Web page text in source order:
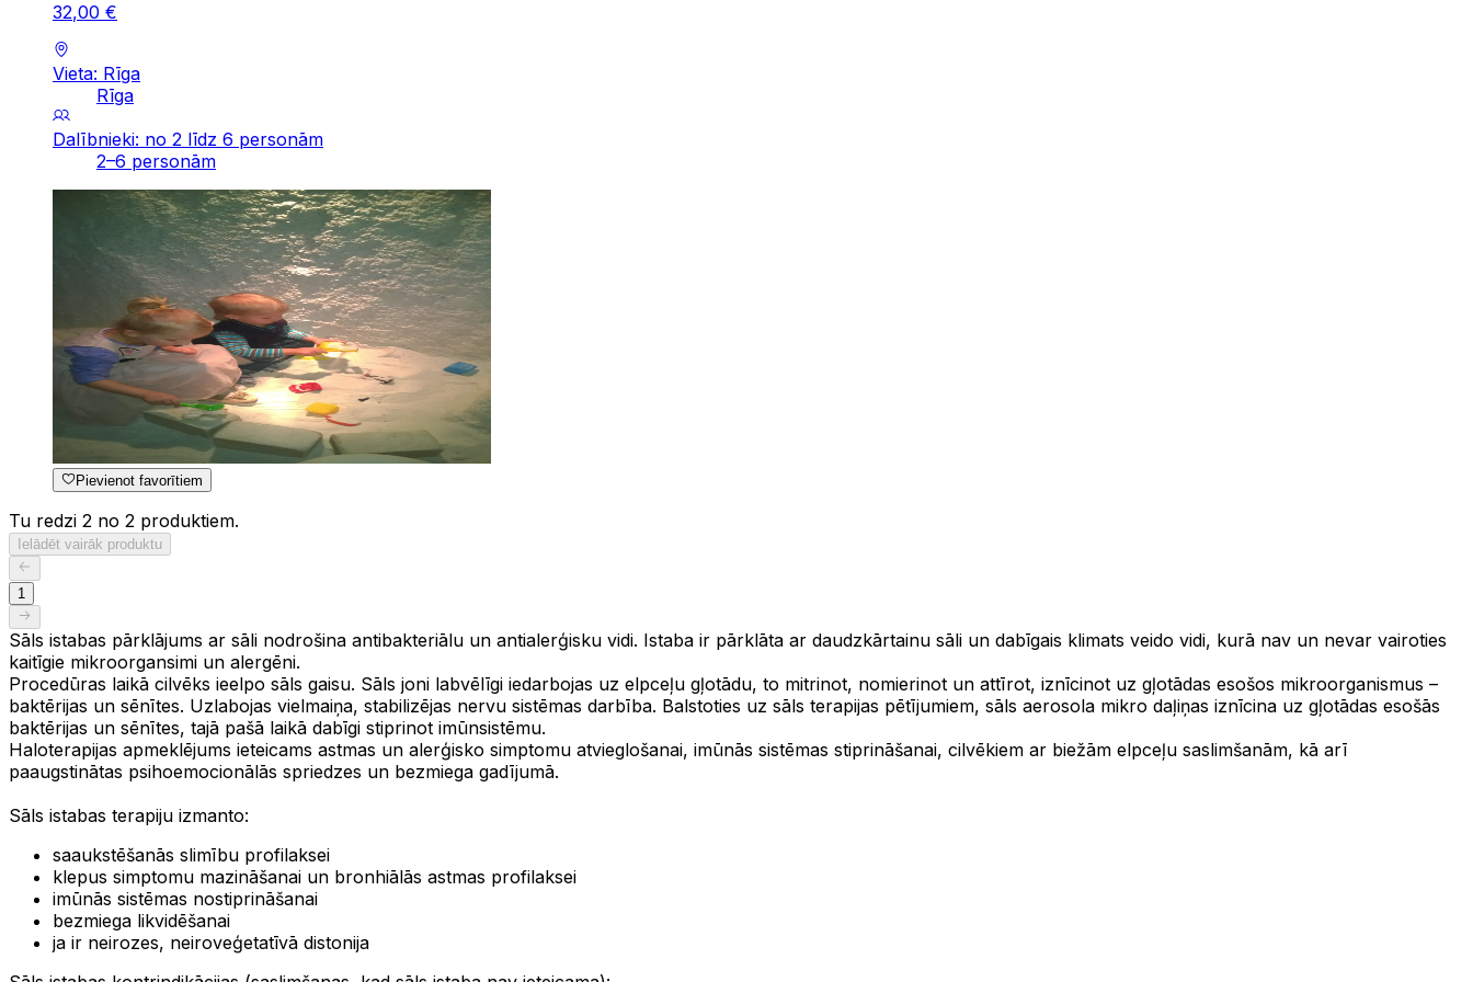
32,00 €
Vieta: Rīga
Rīga
Dalībnieki: no 2 līdz 6 personām
2–6 personām
Pievienot favorītiem
Tu redzi 2 no 2 produktiem.
Ielādēt vairāk produktu
1
Sāls istabas pārklājums ar sāli nodrošina antibakteriālu un antialerģisku vidi. Istaba ir pārklāta ar daudzkārtainu sāli un dabīgais klimats veido vidi, kurā nav un nevar vairoties
kaitīgie mikroorgansimi un alergēni.
Procedūras laikā cilvēks ieelpo sāls gaisu. Sāls joni labvēlīgi iedarbojas uz elpceļu gļotādu, to mitrinot, nomierinot un attīrot, iznīcinot uz gļotādas esošos mikroorganismus –
baktērijas un sēnītes. Uzlabojas vielmaiņa, stabilizējas nervu sistēmas darbība. Balstoties uz sāls terapijas pētījumiem, sāls aerosola mikro daļiņas iznīcina uz gļotādas esošās
baktērijas un sēnītes, tajā pašā laikā dabīgi stiprinot imūnsistēmu.
Haloterapijas apmeklējums ieteicams astmas un alerģisko simptomu atvieglošanai, imūnās sistēmas stiprināšanai, cilvēkiem ar biežām elpceļu saslimšanām, kā arī
paaugstinātas psihoemocionālās spriedzes un bezmiega gadījumā.
Sāls istabas terapiju izmanto:
saaukstēšanās slimību profilaksei
klepus simptomu mazināšanai un bronhiālās astmas profilaksei
imūnās sistēmas nostiprināšanai
bezmiega likvidēšanai
ja ir neirozes, neiroveģetatīvā distonija